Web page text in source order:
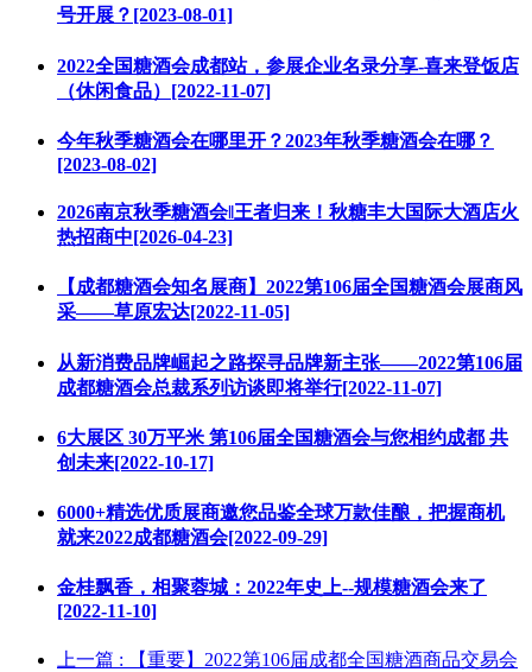
号开展？[2023-08-01]
2022全国糖酒会成都站，参展企业名录分享-喜来登饭店
（休闲食品）[2022-11-07]
今年秋季糖酒会在哪里开？2023年秋季糖酒会在哪？
[2023-08-02]
2026南京秋季糖酒会‖王者归来！秋糖丰大国际大酒店火
热招商中[2026-04-23]
【成都糖酒会知名展商】2022第106届全国糖酒会展商风
采——草原宏达[2022-11-05]
从新消费品牌崛起之路探寻品牌新主张——2022第106届
成都糖酒会总裁系列访谈即将举行[2022-11-07]
6大展区 30万平米 第106届全国糖酒会与您相约成都 共
创未来[2022-10-17]
6000+精选优质展商邀您品鉴全球万款佳酿，把握商机
就来2022成都糖酒会[2022-09-29]
金桂飘香，相聚蓉城：2022年史上--规模糖酒会来了
[2022-11-10]
上一篇 : 【重要】2022第106届成都全国糖酒商品交易会